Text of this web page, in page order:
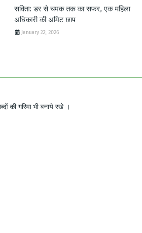
सविता: डर से चमक तक का सफर, एक महिला
अधिकारी की अमिट छाप
January 22, 2026
की गरिमा भी बनाये रखे ।